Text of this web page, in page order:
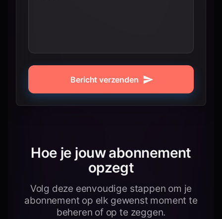
Bericht verzenden
Hoe je jouw abonnement
opzegt
Volg deze eenvoudige stappen om je
abonnement op elk gewenst moment te
beheren of op te zeggen.